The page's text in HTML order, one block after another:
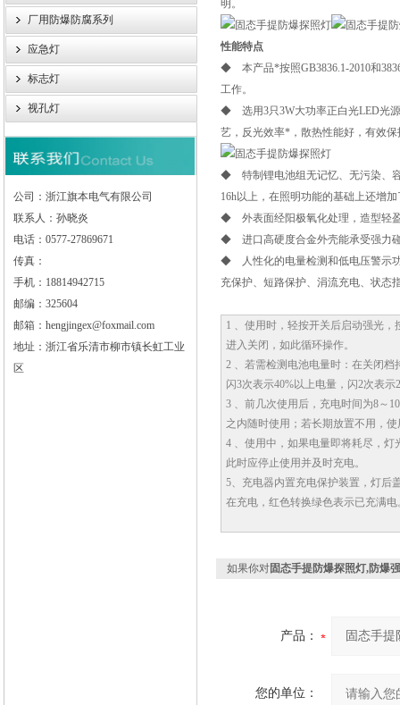
厂用防爆防腐系列
应急灯
标志灯
视孔灯
公司：浙江旗本电气有限公司
联系人：孙晓炎
电话：0577-27869671
传真：
手机：18814942715
邮编：325604
邮箱：hengjingex@foxmail.com
地址：浙江省乐清市柳市镇长虹工业
区
明。
性能特点
◆ 本产品*按照GB3836.1-2010和
工作。
◆ 选用3只3W大功率正白光LED光源
艺，反光效率*，散热性能好，有效
◆ 特制锂电池组无记忆、无污染、容
16h以上，在照明功能的基础上还增
◆ 外表面经阳极氧化处理，造型轻
◆ 进口高硬度合金外壳能承受强力
◆ 人性化的电量检测和低电压警示功
充保护、短路保护、涓流充电、状态
1 、使用时，轻按开关后启动强光
进入关闭，如此循环操作。
2 、若需检测电池电量时：在关闭档
闪3次表示40%以上电量，闪2次表
3 、前几次使用后，充电时间为8～
之内随时使用；若长期放置不用，
4 、使用中，如果电量即将耗尽，
此时应停止使用并及时充电。
5、充电器内置充电保护装置，灯后
在充电，红色转换绿色表示已充满电
如果你对固态手提防爆探照灯,防爆
产品：
您的单位：